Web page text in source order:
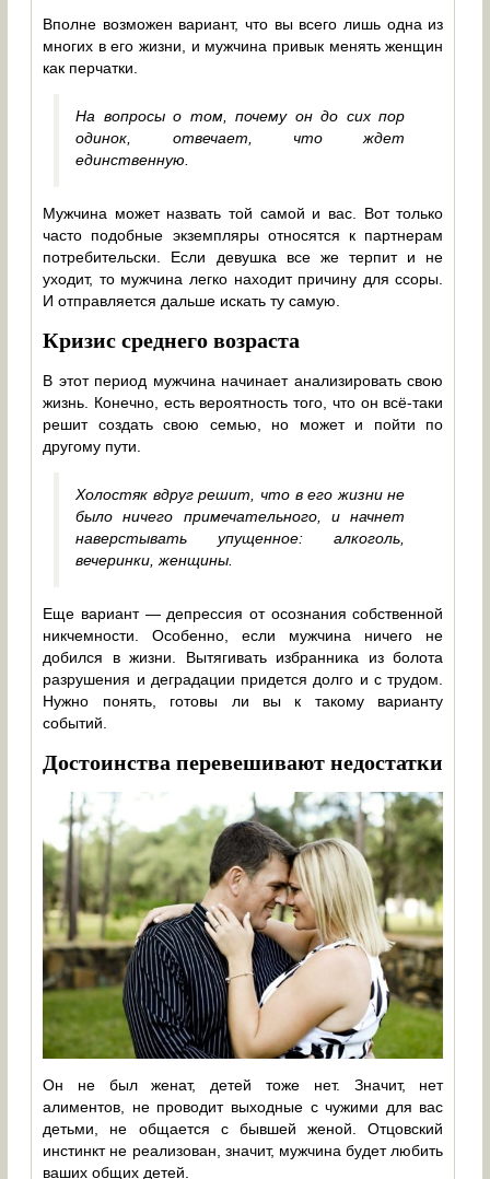
Вполне возможен вариант, что вы всего лишь одна из
многих в его жизни, и мужчина привык менять женщин
как перчатки.
На вопросы о том, почему он до сих пор
одинок, отвечает, что ждет
единственную.
Мужчина может назвать той самой и вас. Вот только
часто подобные экземпляры относятся к партнерам
потребительски. Если девушка все же терпит и не
уходит, то мужчина легко находит причину для ссоры.
И отправляется дальше искать ту самую.
Кризис среднего возраста
В этот период мужчина начинает анализировать свою
жизнь. Конечно, есть вероятность того, что он всё-таки
решит создать свою семью, но может и пойти по
другому пути.
Холостяк вдруг решит, что в его жизни не
было ничего примечательного, и начнет
наверстывать упущенное: алкоголь,
вечеринки, женщины.
Еще вариант — депрессия от осознания собственной
никчемности. Особенно, если мужчина ничего не
добился в жизни. Вытягивать избранника из болота
разрушения и деградации придется долго и с трудом.
Нужно понять, готовы ли вы к такому варианту
событий.
Достоинства перевешивают недостатки
Он не был женат, детей тоже нет. Значит, нет
алиментов, не проводит выходные с чужими для вас
детьми, не общается с бывшей женой. Отцовский
инстинкт не реализован, значит, мужчина будет любить
ваших общих детей.